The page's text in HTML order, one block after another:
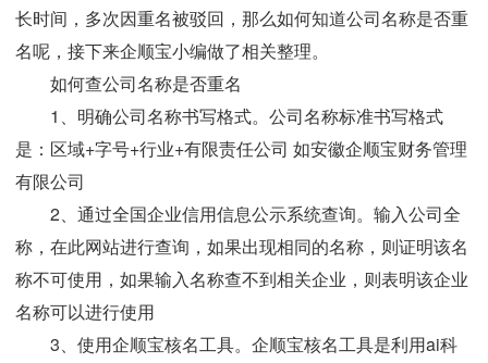
长时间，多次因重名被驳回，那么如何知道公司名称是否重
名呢，接下来企顺宝小编做了相关整理。
如何查公司名称是否重名
1、明确公司名称书写格式。公司名称标准书写格式
是：区域+字号+行业+有限责任公司 如安徽企顺宝财务管理
有限公司
2、通过全国企业信用信息公示系统查询。输入公司全
称，在此网站进行查询，如果出现相同的名称，则证明该名
称不可使用，如果输入名称查不到相关企业，则表明该企业
名称可以进行使用
3、使用企顺宝核名工具。企顺宝核名工具是利用ai科